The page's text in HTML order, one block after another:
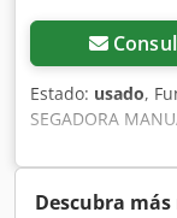
Estado: usado,
SEGADORA
REVISADA y
Descubra